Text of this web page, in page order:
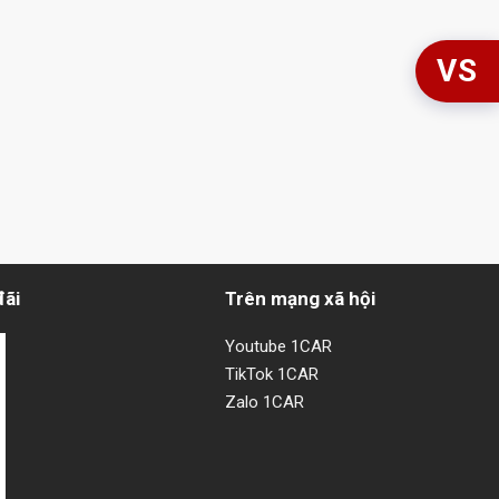
Trên mạng xã hội
Youtube 1CAR
TikTok 1CAR
Zalo 1CAR
VS